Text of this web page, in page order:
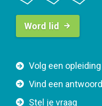
F
o
t
Volg een opleiding
Vind een antwoord
Stel je vraag
B
t
o
n
Word lid